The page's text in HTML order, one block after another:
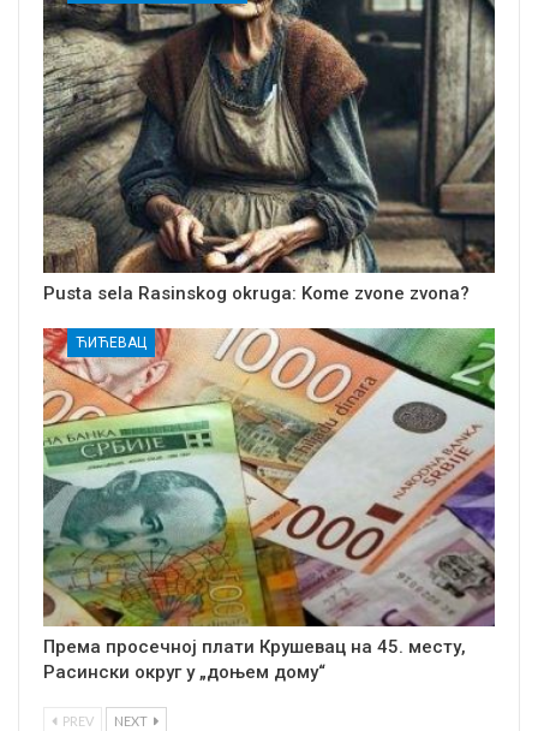
Pusta sela Rasinskog okruga: Kome zvone zvona?
ЋИЋЕВАЦ
Према просечној плати Крушевац на 45. месту,
Расински округ у „доњем дому“
PREV NEXT